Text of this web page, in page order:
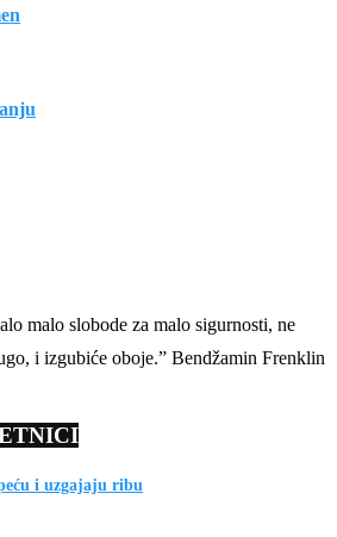
malo slobode za malo sigurnosti, ne
i izgubiće oboje.” Bendžamin Frenklin
i uzgajaju ribu